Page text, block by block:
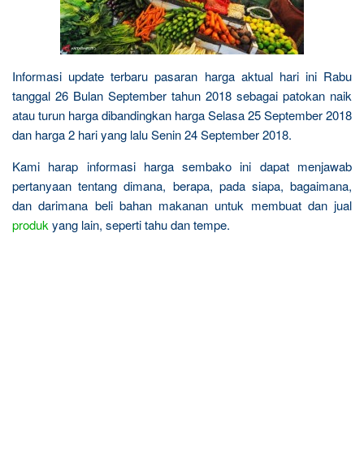
Informasi update terbaru pasaran harga aktual hari ini Rabu
tanggal 26 Bulan September tahun 2018 sebagai patokan naik
atau turun harga dibandingkan harga Selasa 25 September 2018
dan harga 2 hari yang lalu Senin 24 September 2018.
Kami harap informasi harga sembako ini dapat menjawab
pertanyaan tentang dimana, berapa, pada siapa, bagaimana,
dan darimana beli bahan makanan untuk membuat dan jual
produk yang lain, seperti tahu dan tempe.